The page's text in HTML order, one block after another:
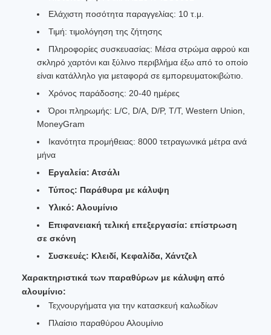
Ελάχιστη ποσότητα παραγγελίας: 10 τ.μ.
Τιμή: τιμολόγηση της ζήτησης
Πληροφορίες συσκευασίας: Μέσα στρώμα αφρού και
σκληρό χαρτόνι και ξύλινο περιβλήμα έξω από το οποίο
είναι κατάλληλο για μεταφορά σε εμπορευματοκιβώτιο.
Χρόνος παράδοσης: 20-40 ημέρες
Όροι πληρωμής: L/C, D/A, D/P, T/T, Western Union,
MoneyGram
Ικανότητα προμήθειας: 8000 τετραγωνικά μέτρα ανά
μήνα
Εργαλεία: Ατσάλι
Τύπος: Παράθυρα με κάλυψη
Υλικό: Αλουμίνιο
Επιφανειακή τελική επεξεργασία: επίστρωση
σε σκόνη
Συσκευές: Κλειδί, Κεφαλίδα, Χάντζελ
Χαρακτηριστικά των παραθύρων με κάλυψη από
αλουμίνιο:
Τεχνουργήματα για την κατασκευή καλωδίων
Πλαίσιο παραθύρου Αλουμίνιο